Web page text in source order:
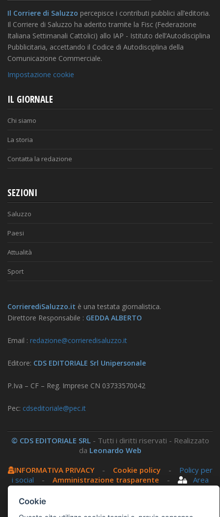
Il Corriere di Saluzzo percepisce i contributi pubblici all’editoria.
Il Corriere di Saluzzo ha aderito tramite la Fisc (Federazione
Italiana Settimanali Cattolici) allo IAP - Istituto dell’Autodisciplina
Pubblicitaria, accettando il Codice di Autodisciplina della
Comunicazione Commerciale.
Impostazione cookie
IL GIORNALE
Chi siamo
La storia
Contatta la redazione
SEZIONI
Saluzzo
Paesi
Attualità
Sport
CorrierediSaluzzo.it è una testata giornalistica.
Direttore Responsabile : GEDDA ALBERTO
Email : redazione@corrieredisaluzzo.it
Editore: CDS EDITORIALE Srl Unipersonale
P.Iva – CF – Reg. Imprese CN 03733570042
Pec: cdseditoriale@pec.it
© CDS EDITORIALE SRL - Tutti i diritti riservati - Realizzato
da Leonardo Web
INFORMATIVA PRIVACY- Cookie policy- Policy per
i social - Amministrazione trasparente -
Area
Cookie